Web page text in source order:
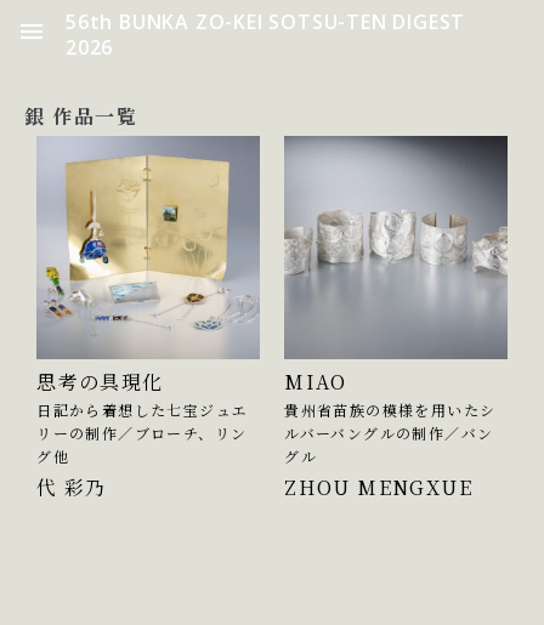
56th BUNKA ZO-KEI SOTSU-TEN DIGEST
2026
銀 作品一覧
思考の具現化
日記から着想した七宝ジュエ
リーの制作／ブローチ、リン
グ他
代 彩乃
MIAO
貴州省苗族の模様を用いたシ
ルバーバングルの制作／バン
グル
ZHOU MENGXUE